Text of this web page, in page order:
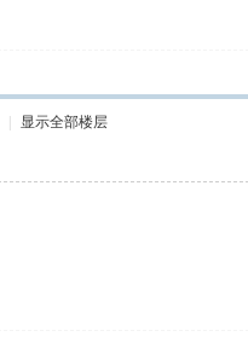
显示全部楼层